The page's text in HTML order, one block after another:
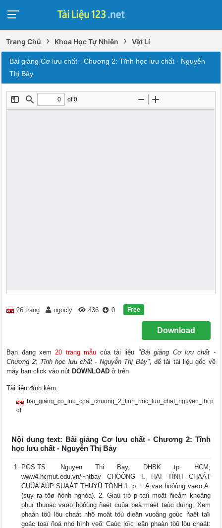
Trang Chủ › Khoa Học Tự Nhiên › Vật Lí
Bài giảng Cơ lưu chất - Chương 2: Tĩnh học lưu chất - Nguyễn
Thị Bảy
26 trang ngocly 436 0 Free
Download
Bạn đang xem20 trang mẫu của tài liệu "Bài giảng Cơ lưu chất -
Chương 2: Tĩnh học lưu chất - Nguyễn Thị Bảy", để tải tài liệu gốc về
máy bạn click vào nút DOWNLOAD ở trên
Tài liệu đính kèm:
bai_giang_co_luu_chat_chuong_2_tinh_hoc_luu_chat_nguyen_thi.p
df
Nội dung text: Bài giảng Cơ lưu chất - Chương 2: Tĩnh
học lưu chất - Nguyễn Thị Bảy
PGS.TS. Nguyen Thi Bay, DHBK tp. HCM;
www4.hcmut.edu.vn/~ntbay CHÖÔNG I. HAI TÍNH CHAÁT
CUÛA AÙP SUAÁT THUYÛ TÓNH 1. p ⊥ A vaø höôùng vaøo A.
(suy ra töø ñònh nghóa). 2. Giaù trò p taïi moät ñieåm khoâng
phuï thuoäc vaøo höôùng ñaët cuûa beà maët taùc duïng. Xem
phaàn töû löu chaát nhö moät töù dieän vuoâng goùc ñaët taïi
goác toaï ñoä nhö hình veõ: Caùc löïc leân phaàn töû löu chaát: